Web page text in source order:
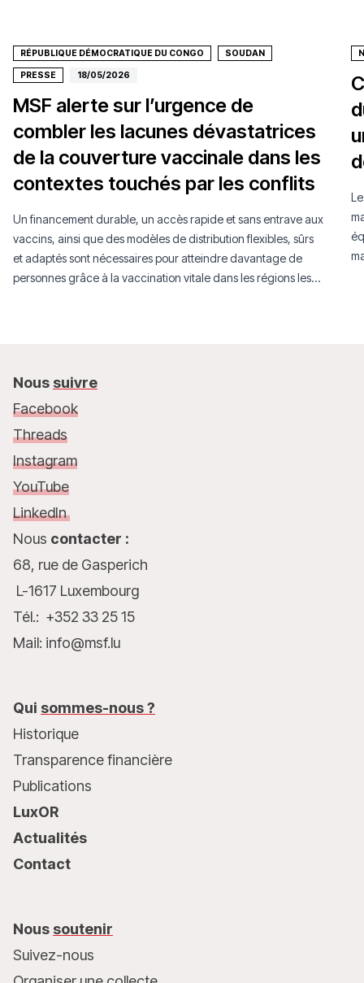
RÉPUBLIQUE DÉMOCRATIQUE DU CONGO SOUDAN
PRESSE 18/05/2026
MSF alerte sur l’urgence de
combler les lacunes dévastatrices
de la couverture vaccinale dans les
contextes touchés par les conflits
Un financement durable, un accès rapide et sans entrave aux
vaccins, ainsi que des modèles de distribution flexibles, sûrs
et adaptés sont nécessaires pour atteindre davantage de
personnes grâce à la vaccination vitale dans les régions les
Nous suivre
Facebook
Threads
Instagram
YouTube
LinkedIn
Nous contacter :
68, rue de Gasperich
L-1617 Luxembourg
Tél.: +352 33 25 15
Mail: info@msf.lu
Qui sommes-nous ?
Historique
Transparence financière
Publications
LuxOR
Actualités
Contact
Nous soutenir
Suivez-nous